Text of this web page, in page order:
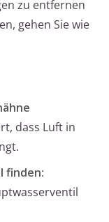
zu entfernen
gehen Sie wie
dass Luft in
finden: